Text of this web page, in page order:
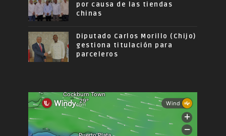
por causa de las tiendas
chinas
Diputado Carlos Morillo (Chijo)
gestiona titulación para
parceleros